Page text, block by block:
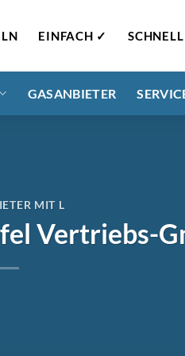
EINFACH ✓
GASANBIETER
MIT L
Vertriebs-